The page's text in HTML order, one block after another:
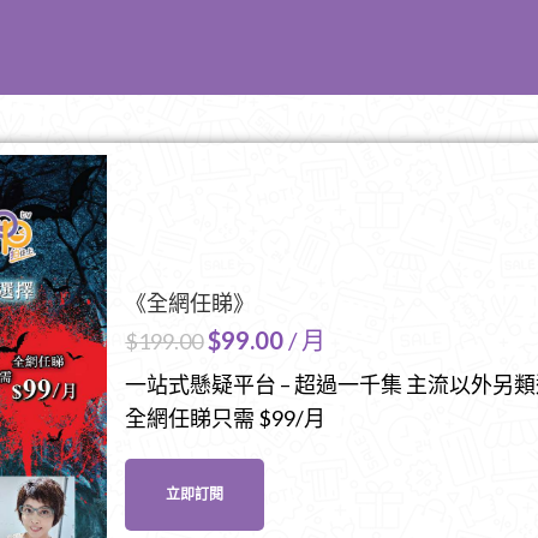
《全網任睇》
$199.00$99.00 / 月
一站式懸疑平台 – 超過一千集 主流以外另
全網任睇只需 $99/月
立即訂閱